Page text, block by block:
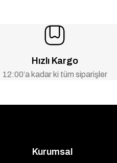
Hızlı Kargo
12:00’a kadar ki tüm siparişler
Kurumsal